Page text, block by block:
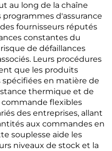
au long de la chaîne
d'assurance
fournisseurs réputés
constantes du
de défaillances
Leurs procédures
que les produits
en matière de
thermique et de
flexibles
des entreprises, allant
aux commandes en
souplesse aide les
niveaux de stock et la